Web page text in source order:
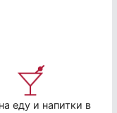
еду и напитки в